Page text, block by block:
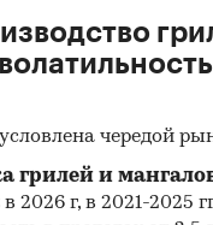
чередой
грилей и
2026 г, в 2021-2025